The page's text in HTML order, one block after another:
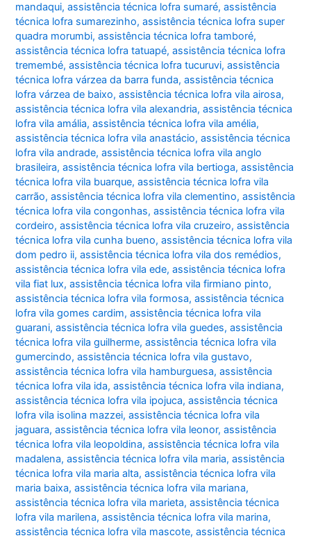
mandaqui,assistência técnica lofra sumaré,assistência
técnica lofra sumarezinho,assistência técnica lofra super
quadra morumbi,assistência técnica lofra tamboré,
assistência técnica lofra tatuapé,assistência técnica lofra
tremembé,assistência técnica lofra tucuruvi,assistência
técnica lofra várzea da barra funda,assistência técnica
lofra várzea de baixo,assistência técnica lofra vila airosa,
assistência técnica lofra vila alexandria,assistência técnica
lofra vila amália,assistência técnica lofra vila amélia,
assistência técnica lofra vila anastácio,assistência técnica
lofra vila andrade,assistência técnica lofra vila anglo
brasileira,assistência técnica lofra vila bertioga,assistência
técnica lofra vila buarque,assistência técnica lofra vila
carrão,assistência técnica lofra vila clementino,assistência
técnica lofra vila congonhas,assistência técnica lofra vila
cordeiro,assistência técnica lofra vila cruzeiro,assistência
técnica lofra vila cunha bueno,assistência técnica lofra vila
dom pedro ii,assistência técnica lofra vila dos remédios,
assistência técnica lofra vila ede,assistência técnica lofra
vila fiat lux,assistência técnica lofra vila firmiano pinto,
assistência técnica lofra vila formosa,assistência técnica
lofra vila gomes cardim,assistência técnica lofra vila
guarani,assistência técnica lofra vila guedes,assistência
técnica lofra vila guilherme,assistência técnica lofra vila
gumercindo,assistência técnica lofra vila gustavo,
assistência técnica lofra vila hamburguesa,assistência
técnica lofra vila ida,assistência técnica lofra vila indiana,
assistência técnica lofra vila ipojuca,assistência técnica
lofra vila isolina mazzei,assistência técnica lofra vila
jaguara,assistência técnica lofra vila leonor,assistência
técnica lofra vila leopoldina,assistência técnica lofra vila
madalena,assistência técnica lofra vila maria,assistência
técnica lofra vila maria alta,assistência técnica lofra vila
maria baixa,assistência técnica lofra vila mariana,
assistência técnica lofra vila marieta,assistência técnica
lofra vila marilena,assistência técnica lofra vila marina,
assistência técnica lofra vila mascote,assistência técnica